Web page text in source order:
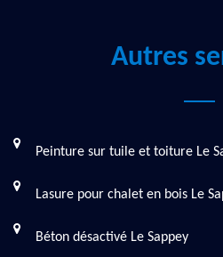
Autres
Peinture sur tuile et toiture Le
Lasure pour chalet en bois Le
Béton désactivé Le Sappey